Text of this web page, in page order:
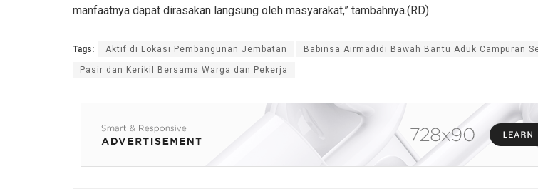
manfaatnya dapat dirasakan langsung oleh masyarakat,” tambahnya.(RD)
Tags: Aktif di Lokasi Pembangunan Jembatan Babinsa Airmadidi Bawah Bantu Aduk Campuran
Pasir dan Kerikil Bersama Warga dan Pekerja